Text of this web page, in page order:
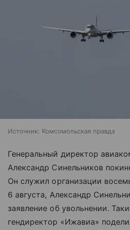
Источник: Комсомольская правда
Генеральный директор
Александр Синельников
Он служил организации
6 августа, Александр
заявление об увольнении.
гендиректор «Ижавиа»